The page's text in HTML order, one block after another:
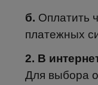
б. Оплатить
платежных
2. В
Для выбора